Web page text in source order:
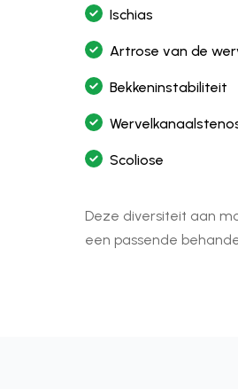
Ischias
Artrose van de
Bekkeninstabiliteit
Scoliose
Deze diversiteit aan
een passende